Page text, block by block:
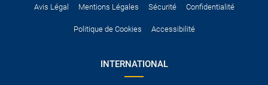
Avis Légal Mentions Légales Sécurité Confidentialité
Politique de Cookies Accessibilité
INTERNATIONAL